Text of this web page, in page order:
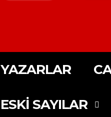
YAZARLAR
ESKI SAYILAR